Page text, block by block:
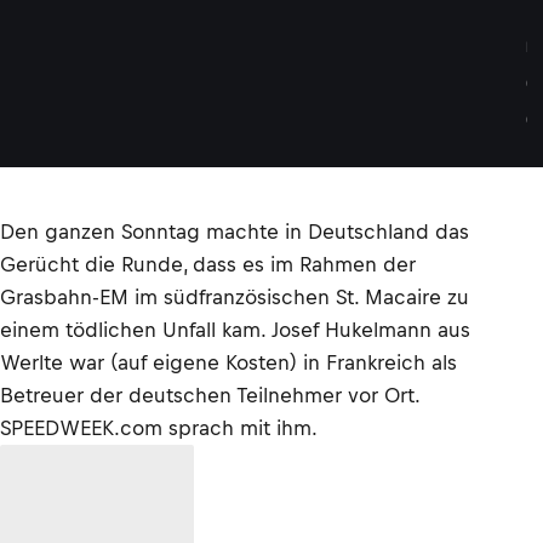
N
O
G
Den ganzen Sonntag machte in Deutschland das
Gerücht die Runde, dass es im Rahmen der
Grasbahn-EM im südfranzösischen St. Macaire zu
einem tödlichen Unfall kam. Josef Hukelmann aus
Werlte war (auf eigene Kosten) in Frankreich als
Betreuer der deutschen Teilnehmer vor Ort.
SPEEDWEEK.com sprach mit ihm.